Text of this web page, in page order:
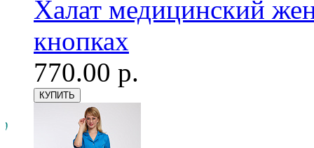
Халат медицинский
кнопках
770.00 р.